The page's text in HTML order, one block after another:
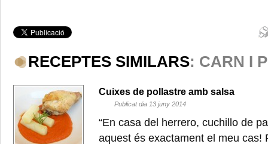
RECEPTES SIMILARS: CARN I
Cuixes de pollastre amb salsa
Publicat dia 13 juny 2014
“En casa del herrero, cuchillo de
aquest és exactament el meu cas!